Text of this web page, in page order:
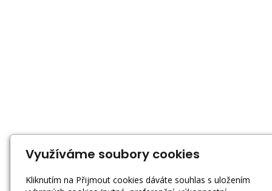
Využíváme soubory cookies
Kliknutím na Přijmout cookies dáváte souhlas s uložením